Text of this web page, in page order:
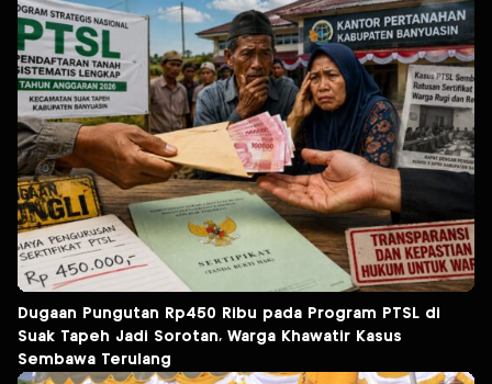
Dugaan Pungutan Rp450 Ribu pada Program PTSL di
Suak Tapeh Jadi Sorotan, Warga Khawatir Kasus
Sembawa Terulang